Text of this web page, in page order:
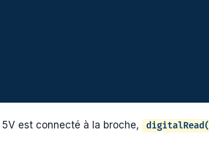
5V est connecté à la broche,